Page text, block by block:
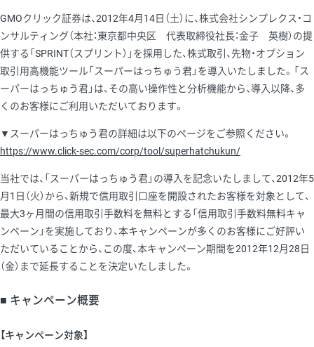
GMOクリック証券は、2012年4月14日（土）に、株式会社シンプレクス・コ
ンサルティング（本社：東京都中央区 代表取締役社長：金子 英樹）の提
供する「SPRINT（スプリント）」を採用した、株式取引、先物・オプション
取引用高機能ツール「スーパーはっちゅう君」を導入いたしました。「ス
ーパーはっちゅう君」は、その高い操作性と分析機能から、導入以降、多
くのお客様にご利用いただいております。
▼スーパーはっちゅう君の詳細は以下のページをご参照ください。
https://www.click-sec.com/corp/tool/superhatchukun/
当社では、「スーパーはっちゅう君」の導入を記念いたしまして、2012年5
月1日（火）から、新規で信用取引口座を開設されたお客様を対象として、
最大3ヶ月間の信用取引手数料を無料とする「信用取引手数料無料キャ
ンペーン」を実施しており、本キャンペーンが多くのお客様にご好評い
ただいていることから、この度、本キャンペーン期間を2012年12月28日
（金）まで延長することを決定いたしました。
■ キャンペーン概要
【キャンペーン対象】